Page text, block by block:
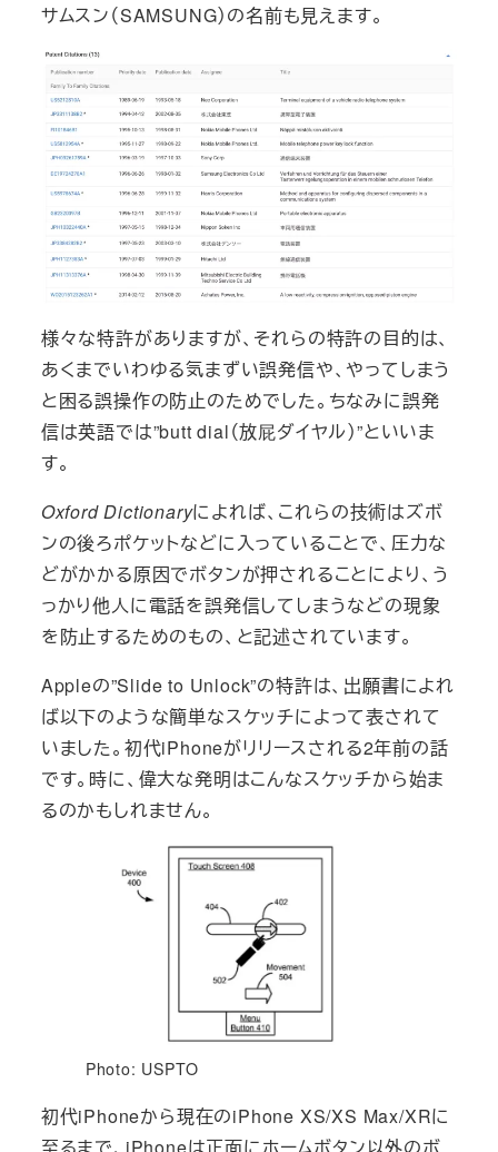
サムスン（SAMSUNG）の名前も見えます。
様々な特許がありますが、それらの特許の目的は、
あくまでいわゆる気まずい誤発信や、やってしまう
と困る誤操作の防止のためでした。ちなみに誤発
信は英語では”butt dial（放屁ダイヤル）”といいま
す。
Oxford Dictionaryによれば、これらの技術はズボ
ンの後ろポケットなどに入っていることで、圧力な
どがかかる原因でボタンが押されることにより、う
っかり他人に電話を誤発信してしまうなどの現象
を防止するためのもの、と記述されています。
Appleの”Slide to Unlock”の特許は、出願書によれ
ば以下のような簡単なスケッチによって表されて
いました。初代iPhoneがリリースされる2年前の話
です。時に、偉大な発明はこんなスケッチから始ま
るのかもしれません。
Photo: USPTO
初代iPhoneから現在のiPhone XS/XS Max/XRに